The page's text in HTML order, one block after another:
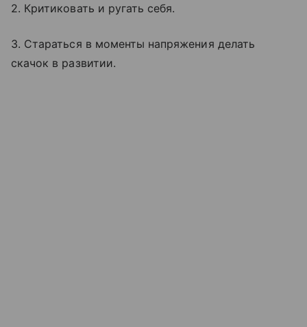
2. Критиковать и ругать себя.
3. Стараться в моменты напряжения делать
скачок в развитии.